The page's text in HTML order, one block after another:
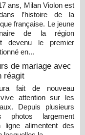
ans, Milan Violon est
l’histoire de la
française. Le jeune
de la région
devenu le premier
en...
de mariage avec
réagit
fait de nouveau
attention sur les
Depuis plusieurs
photos largement
ligne alimentent des